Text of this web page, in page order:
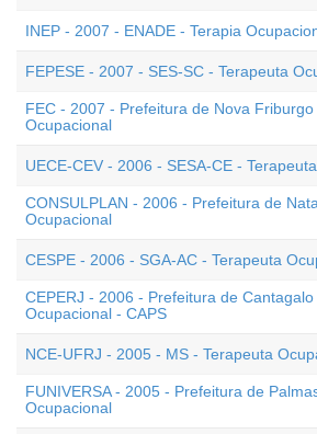
INEP - 2007 - ENADE - Terapia
FEPESE - 2007 - SES-SC - Terapeuta
FEC - 2007 - Prefeitura de Nova
Ocupacional
UECE-CEV - 2006 - SESA-CE -
CONSULPLAN - 2006 - Prefeitura de
Ocupacional
CESPE - 2006 - SGA-AC - Terapeuta
CEPERJ - 2006 - Prefeitura de
Ocupacional - CAPS
NCE-UFRJ - 2005 - MS - Terapeuta
FUNIVERSA - 2005 - Prefeitura de
Ocupacional